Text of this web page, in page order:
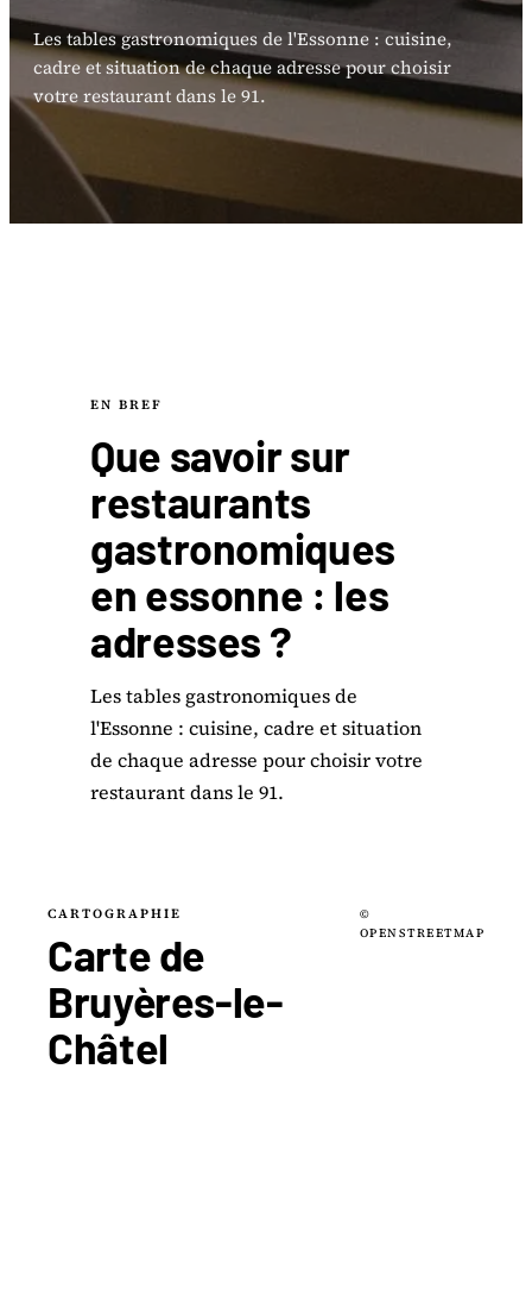
Les tables gastronomiques de l'Essonne : cuisine,
cadre et situation de chaque adresse pour choisir
votre restaurant dans le 91.
EN BREF
Que savoir sur
restaurants
gastronomiques
en essonne : les
adresses ?
Les tables gastronomiques de
l'Essonne : cuisine, cadre et situation
de chaque adresse pour choisir votre
restaurant dans le 91.
CARTOGRAPHIE
Carte de
Bruyères-le-
Châtel
©
OPENSTREETMAP